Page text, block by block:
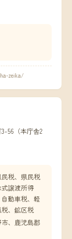
zeika/
56（本庁舎2
税、県民税
譲渡所得
動車税、軽
、鉱区税
、鹿児島郡